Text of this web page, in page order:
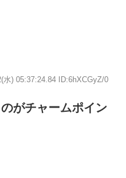
水) 05:37:24.84 ID:6hXCGyZ/0
がチャームポイン